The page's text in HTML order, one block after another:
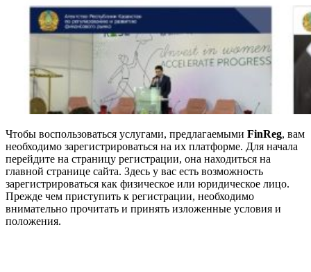
Чтобы воспользоваться услугами, предлагаемыми FinReg, вам
необходимо зарегистрироваться на их платформе. Для начала
перейдите на страницу регистрации, она находиться на
главной странице сайта. Здесь у вас есть возможность
зарегистрироваться как физическое или юридическое лицо.
Прежде чем приступить к регистрации, необходимо
внимательно прочитать и принять изложенные условия и
положения.